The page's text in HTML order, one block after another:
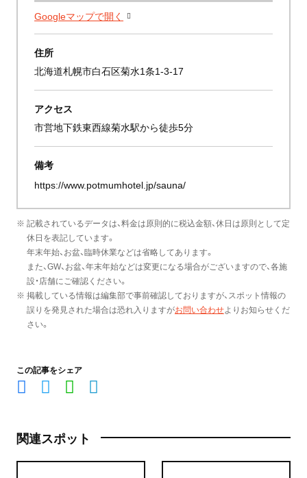
Googleマップで開く
住所
北海道札幌市白石区菊水1条1-3-17
アクセス
市営地下鉄東西線菊水駅から徒歩5分
備考
https://www.potmumhotel.jp/sauna/
※ 記載されているデータは、料金は原則的に税込金額、休日は原則として定
休日を表記しています。
年末年始、お盆、臨時休業などは省略してあります。
また、GW、お盆、年末年始などは変更になる場合がございますので、各施
設・店舗にご確認ください。
※ 掲載している情報は編集部で事前確認しておりますが、スポット情報の
誤りを発見された場合は恐れ入りますがお問い合わせよりお知らせくだ
さい。
この記事をシェア
関連スポット